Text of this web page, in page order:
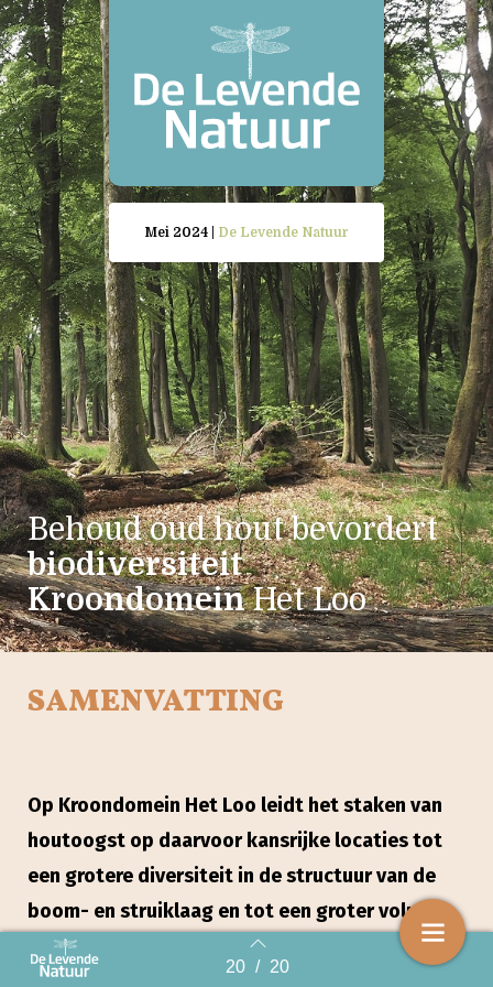
Back to index 20 / 20
Mei 2024 | De Levende Natuur
Behoud oud hout bevordert
biodiversiteit
KroondomeinHet Loo
SAMENVATTING
Op Kroondomein Het Loo leidt het staken van
houtoogst op daarvoor kansrijke locaties tot
een grotere diversiteit in de structuur van de
boom- en struiklaag en tot een groter volume
van afstervend en dood hout. Dat werkt door in
de diversiteit en dichtheid van mieren en